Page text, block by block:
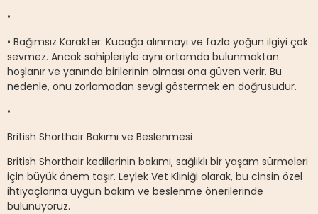
•
• Bağımsız Karakter: Kucağa alınmayı ve fazla yoğun ilgiyi çok
sevmez. Ancak sahipleriyle aynı ortamda bulunmaktan
hoşlanır ve yanında birilerinin olması ona güven verir. Bu
nedenle, onu zorlamadan sevgi göstermek en doğrusudur.
•
British Shorthair Bakımı ve Beslenmesi
British Shorthair kedilerinin bakımı, sağlıklı bir yaşam sürmeleri
için büyük önem taşır. Leylek Vet Kliniği olarak, bu cinsin özel
ihtiyaçlarına uygun bakım ve beslenme önerilerinde
bulunuyoruz.